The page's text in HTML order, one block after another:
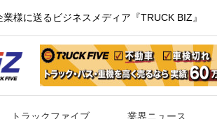
様に送るビジネスメディア『TRUCK BIZ』
トラックファイブ 業界ニュース